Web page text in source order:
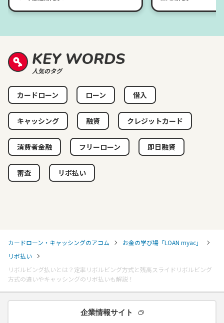
KEY WORDS
人気のタグ
カードローン ローン 借入
キャッシング 融資 クレジットカード
消費者金融 フリーローン 即日融資
審査 リボ払い
カードローン・キャッシングのアコム
お金の学び場「LOAN myac」
リボ払い
リボルビング払いとは？定率リボルビング方式と残高スライドリボルビング
方式の違いやキャッシングのリボ払いも解説！
企業情報サイト